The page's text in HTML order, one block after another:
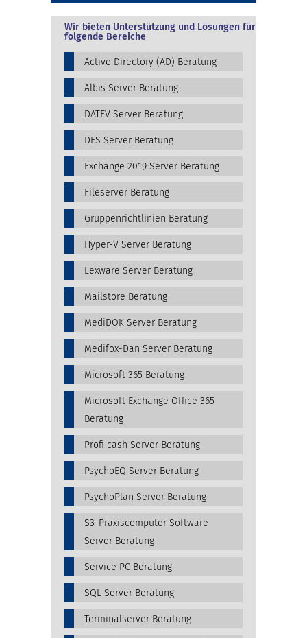
Wir bieten Unterstützung und Lösungen für
folgende Bereiche
Active Directory (AD) Beratung
Albis Server Beratung
DATEV Server Beratung
DFS Server Beratung
Exchange 2019 Server Beratung
Fileserver Beratung
Gruppenrichtlinien Beratung
Hyper-V Server Beratung
Lexware Server Beratung
Mailstore Beratung
MediDOK Server Beratung
Medifox-Dan Server Beratung
Microsoft 365 Beratung
Microsoft Exchange Office 365
Beratung
Profi cash Server Beratung
PsychoEQ Server Beratung
PsychoPlan Server Beratung
S3-Praxiscomputer-Software
Server Beratung
Service PC Beratung
SQL Server Beratung
Terminalserver Beratung